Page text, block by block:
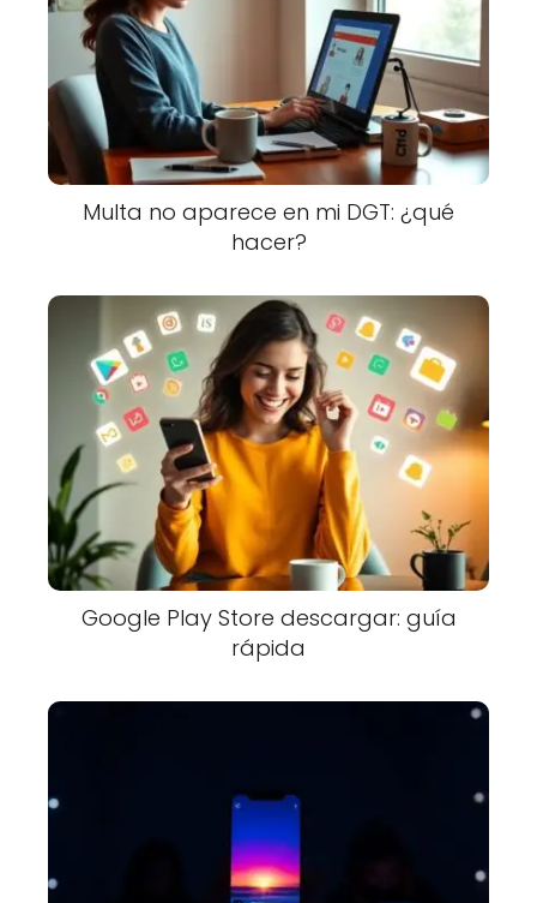
Multa no aparece en mi DGT: ¿qué
hacer?
Google Play Store descargar: guía
rápida